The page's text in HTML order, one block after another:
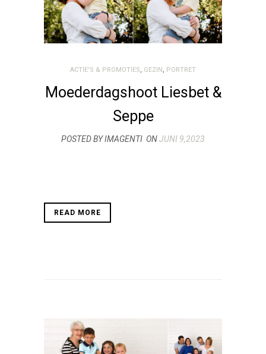
ACTIE'S & PROMOTIES, GEZIN , PORTRET
Moederdagshoot Liesbet &
Seppe
POSTED BY IMAGENTI ONJUNI 9,2023
READ MORE